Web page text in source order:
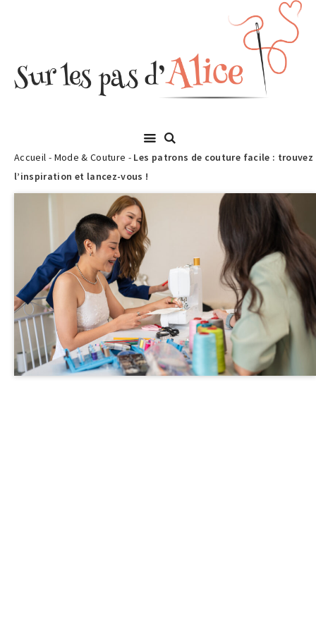
Accueil - Mode & Couture - Les patrons de couture facile : trouvez
l’inspiration et lancez-vous !